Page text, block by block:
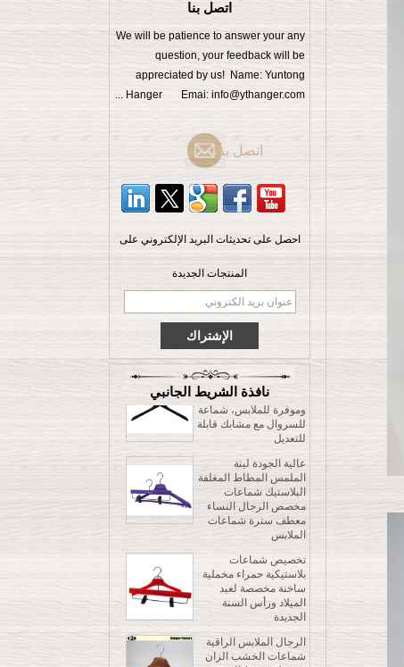
اتصل بنا
We will be patience to answer your any
question, your feedback will be
appreciated by us! Name: Yuntong
Hanger Emai: info@ythanger.com ...
اتصل بنا
احصل على تحديثات البريد الإلكتروني على
المنتجات الجديدة
نافذة الشريط الجانبي
الرجال الملابس الراقية
مع قفل شريط الصين
المورد مصنع [MSW 015]
شماعة قميص خشبية
مطلية بالمطاط متينة
وموفرة للملابس، شماعة
للسروال مع مشابك قابلة
للتعديل
عالية الجودة لينة
الملمس المطاط المغلفة
البلاستيك شماعات
مخصص الرجال النساء
معطف سترة شماعات
الملابس
تخصيص شماعات
بلاستيكية حمراء مخملية
ساخنة مخصصة لعيد
الميلاد ورأس السنة
الجديدة
الرجال الملابس الراقية
شماعات الخشب الزان
مع قفل شريط الصين
المورد مصنع [MSW 015]